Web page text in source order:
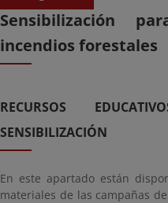
Sensibilización
incendios forestales
RECURSOS
SENSIBILIZACIÓN
En este apartado están
materiales de las campañas